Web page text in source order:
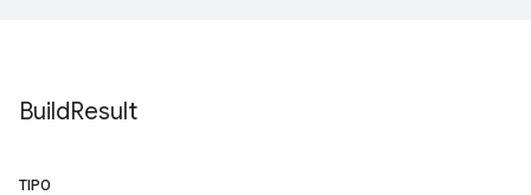
BuildResult
TIPO